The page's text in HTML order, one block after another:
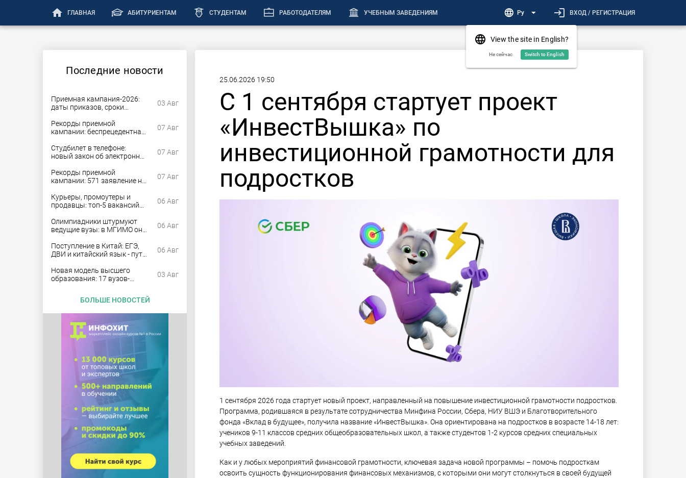
home ГЛАВНАЯ АБИТУРИЕНТАМ СТУДЕНТАМ РАБОТОДАТЕЛЯМ УЧЕБНЫМ ЗАВЕДЕНИЯМ language Ру arrow_drop_down login ВХОД / РЕГИСТРАЦИЯ
Последние новости
Приемная кампания-2026:
даты приказов, сроки
03 Авг
Рекорды приемной
кампании: беспрецедентная
число стобалльников
07 Авг
Студбилет в телефоне:
новый закон об электронных
вступил в силу
07 Авг
Рекорды приемной
кампании: 571 заявление на
Герцена
07 Авг
Курьеры, промоутеры и
продавцы: топ-5 вакансий
летом
06 Авг
Олимпиадники штурмуют
ведущие вузы: в МГИМО они
06 Авг
Поступление в Китай: ЕГЭ,
ДВИ и китайский язык - путь
06 Авг
Новая модель высшего
образования: 17 вузов-
03 Авг
БОЛЬШЕ НОВОСТЕЙ
25.06.2026 19:50
С 1 сентября стартует проект
«ИнвестВышка» по
инвестиционной грамотности для
подростков
1 сентября 2026 года стартует новый проект, направленный на повышение инвестиционной грамотности подростков.
Программа, родившаяся в результате сотрудничества Минфина России, Сбера, НИУ ВШЭ и Благотворительного
фонда «Вклад в будущее», получила название «ИнвестВышка». Она ориентирована на подростков в возрасте 14-18 лет:
учеников 9-11 классов средних общеобразовательных школ, а также студентов 1-2 курсов средних специальных
учебных заведений.
Как и у любых мероприятий финансовой грамотности, ключевая задача новой программы – помочь подросткам
освоить сущность функционирования финансовых механизмов, с которыми они могут столкнуться в своей будущей
language View the site in English?
Не сейчас Switch to English